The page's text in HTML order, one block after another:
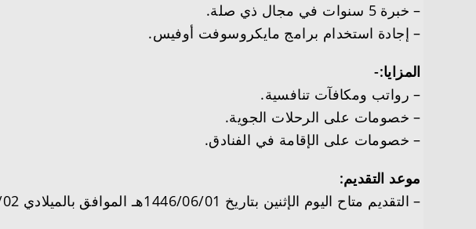
– خبرة 5 سنوات في مجال ذي صلة.
– إجادة استخدام برامج مايكروسوفت أوفيس.
المزايا:-
– رواتب ومكافآت تنافسية.
– خصومات على الرحلات الجوية.
– خصومات على الإقامة في الفنادق.
موعد التقديم:
– التقديم متاح اليوم الإثنين بتاريخ 1446/06/01هـ الموافق بالميلادي 2024/12/02م.